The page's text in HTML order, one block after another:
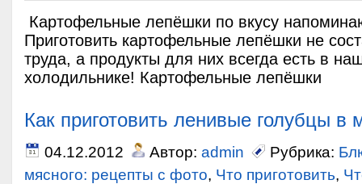
Картофельные лепёшки по вкусу
Приготовить картофельные лепёшки не
труда, а продукты для них всегда есть в
холодильнике! Картофельные лепёшки
Как приготовить ленивые голубцы в
04.12.2012 Автор: admin Рубрика:
мясного: рецепты с фото, Что приготовить,